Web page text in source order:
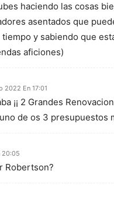
haciendo las cosas
asentados que
y sabiendo que
aficiones)
2022 En 17:01
¡¡ 2 Grandes
de os 3 presupuestos
20:05
Robertson?